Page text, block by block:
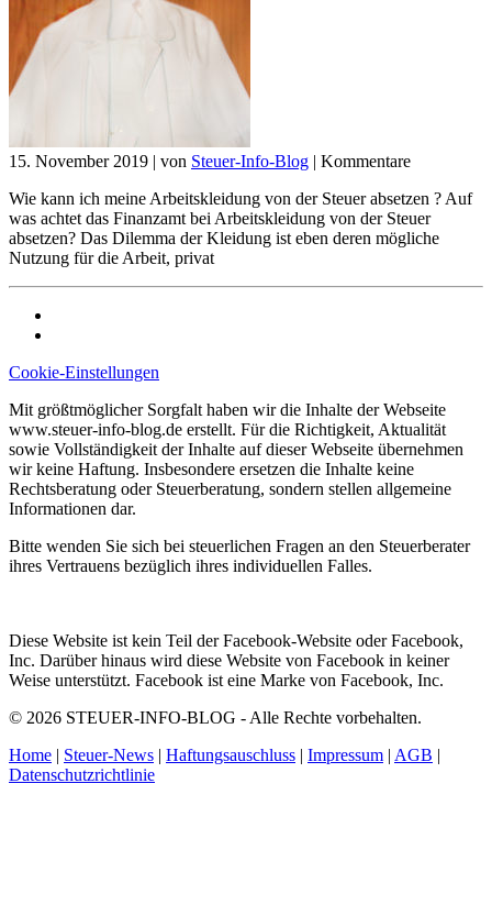
15. November 2019 | von Steuer-Info-Blog | Kommentare
Wie kann ich meine Arbeitskleidung von der Steuer absetzen ? Auf
was achtet das Finanzamt bei Arbeitskleidung von der Steuer
absetzen? Das Dilemma der Kleidung ist eben deren mögliche
Nutzung für die Arbeit, privat
Cookie-Einstellungen
Mit größtmöglicher Sorgfalt haben wir die Inhalte der Webseite
www.steuer-info-blog.de erstellt. Für die Richtigkeit, Aktualität
sowie Vollständigkeit der Inhalte auf dieser Webseite übernehmen
wir keine Haftung. Insbesondere ersetzen die Inhalte keine
Rechtsberatung oder Steuerberatung, sondern stellen allgemeine
Informationen dar.
Bitte wenden Sie sich bei steuerlichen Fragen an den Steuerberater
ihres Vertrauens bezüglich ihres individuellen Falles.
Diese Website ist kein Teil der Facebook-Website oder Facebook,
Inc. Darüber hinaus wird diese Website von Facebook in keiner
Weise unterstützt. Facebook ist eine Marke von Facebook, Inc.
© 2026 STEUER-INFO-BLOG - Alle Rechte vorbehalten.
Home | Steuer-News | Haftungsauschluss | Impressum | AGB |
Datenschutzrichtlinie